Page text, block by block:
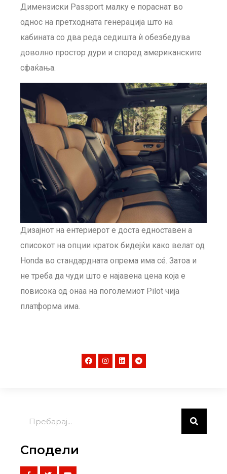
Димензиски Passport малку е пораснат во
однос на претходната генерација што на
кабината со два реда седишта ѝ обезбедува
доволно простор дури и според американските
сфаќања.
Дизајнот на ентериерот е доста едноставен а
списокот на опции краток бидејќи како велат од
Honda во стандардната опрема има сé. Затоа и
не треба да чуди што е најавена цена која е
повисока од онаа на поголемиот Pilot чија
платформа има.
Сподели